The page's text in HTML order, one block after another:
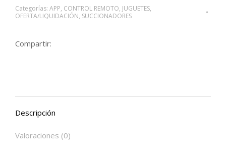
Categorías: APP, CONTROL REMOTO, JUGUETES,
OFERTA/LIQUIDACIÓN, SUCCIONADORES
Compartir:
Descripción
Valoraciones (0)